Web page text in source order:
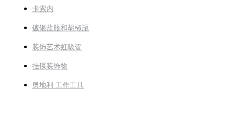
卡索内
镀银盐瓶和胡椒瓶
装饰艺术虹吸管
挂毯装饰物
奥地利 工作工具